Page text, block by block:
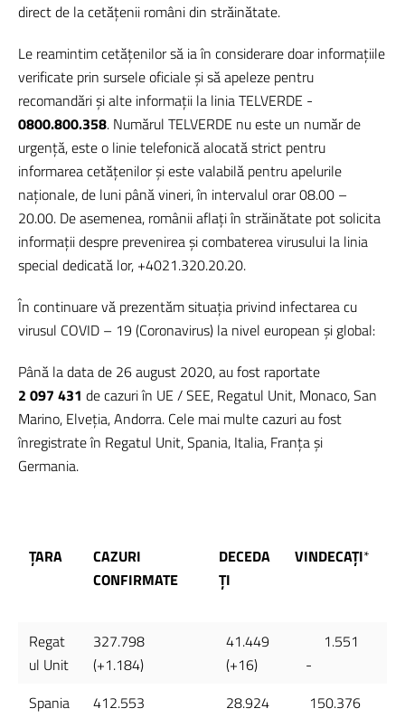
direct de la cetățenii români din străinătate.
Le reamintim cetățenilor să ia în considerare doar informațiile
verificate prin sursele oficiale și să apeleze pentru
recomandări și alte informații la linia TELVERDE -
0800.800.358. Numărul TELVERDE nu este un număr de
urgență, este o linie telefonică alocată strict pentru
informarea cetățenilor și este valabilă pentru apelurile
naționale, de luni până vineri, în intervalul orar 08.00 –
20.00. De asemenea, românii aflați în străinătate pot solicita
informații despre prevenirea și combaterea virusului la linia
special dedicată lor, +4021.320.20.20.
În continuare vă prezentăm situația privind infectarea cu
virusul COVID – 19 (Coronavirus) la nivel european și global:
Până la data de 26 august 2020, au fost raportate
2 097 431 de cazuri în UE / SEE, Regatul Unit, Monaco, San
Marino, Elveția, Andorra. Cele mai multe cazuri au fost
înregistrate în Regatul Unit, Spania, Italia, Franţa și
Germania.
ŢARA
CAZURI
CONFIRMATE
DECEDA
ȚI
VINDECAŢI*
Regat
ul Unit
327.798
(+1.184)
41.449
(+16)
1.551
-
Spania
412.553
28.924
150.376